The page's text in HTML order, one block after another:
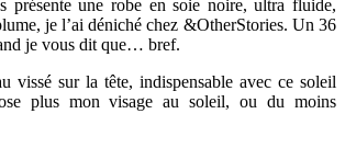
présente une robe en soie noire, ultra fluide,
je l’ai déniché chez &OtherStories. Un 36
je vous dit que… bref.
vissé sur la tête, indispensable avec ce soleil
plus mon visage au soleil, ou du moins